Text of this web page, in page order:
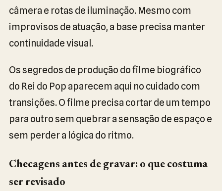
câmera e rotas de iluminação. Mesmo com
improvisos de atuação, a base precisa manter
continuidade visual.
Os segredos de produção do filme biográfico
do Rei do Pop aparecem aqui no cuidado com
transições. O filme precisa cortar de um tempo
para outro sem quebrar a sensação de espaço e
sem perder a lógica do ritmo.
Checagens antes de gravar: o que costuma
ser revisado